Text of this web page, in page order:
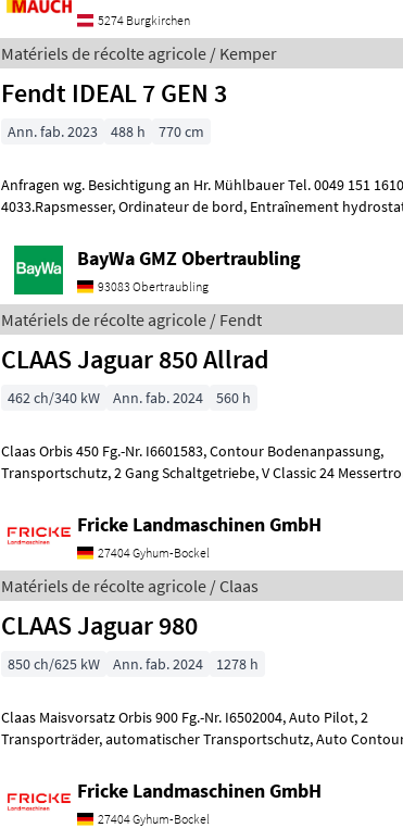
5274 Burgkirchen
Matériels de récolte agricole / Kemper
Fendt IDEAL 7 GEN 3
Ann. fab. 2023 488 h 770 cm
Anfragen wg. Besichtigung an Hr. Mühlbauer Tel. 0049 151 1610
4033.Rapsmesser, Ordinateur de bord, Entraînement hydrostatique,
BayWa GMZ Obertraubling
93083 Obertraubling
Matériels de récolte agricole / Fendt
CLAAS Jaguar 850 Allrad
462 ch/340 kW Ann. fab. 2024 560 h
Claas Orbis 450 Fg.-Nr. I6601583, Contour Bodenanpassung,
Transportschutz, 2 Gang Schaltgetriebe, V Classic 24 Messertrommel,
Fricke Landmaschinen GmbH
27404 Gyhum-Bockel
Matériels de récolte agricole / Claas
CLAAS Jaguar 980
850 ch/625 kW Ann. fab. 2024 1278 h
Claas Maisvorsatz Orbis 900 Fg.-Nr. I6502004, Auto Pilot, 2
Transporträder, automatischer Transportschutz, Auto Contour
Fricke Landmaschinen GmbH
27404 Gyhum-Bockel